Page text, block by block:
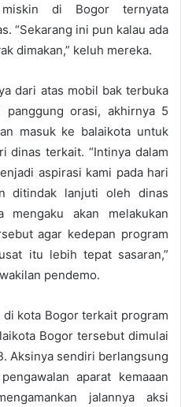
di Bogor ternyata
“Sekarang ini pun kalau ada
dimakan,” keluh mereka.
dari atas mobil bak terbuka
panggung orasi, akhirnya 5
masuk ke balaikota untuk
dinas terkait. “Intinya dalam
aspirasi kami pada hari
ditindak lanjuti oleh dinas
akan melakukan
agar kedepan program
itu lebih tepat sasaran,”
pendemo.
kota Bogor terkait program
Bogor tersebut dimulai
Aksinya sendiri berlangsung
aparat kemaaan
jalannya aksi